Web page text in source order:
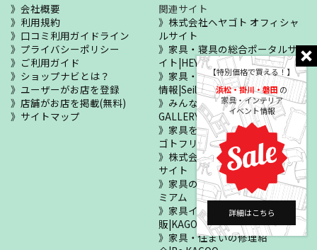
【特別価格で買える！】
浜松・掛川・磐田 の
家具・インテリア
イベント情報
詳細はこちら
会社概要
利用規約
口コミ利用ガイドライン
プライバシーポリシー
ご利用ガイド
ショップナビとは？
ユーザーがお店を登録
店舗がお店を掲載(無料)
サイトマップ
関連サイト
株式会社ヘヤゴト オフィシャ
ルサイト
家具・寝具の総合ポータルサ
イト|HEYAGOTO
家具・寝具のセールイベント
情報|Seiloo
みんなのお部屋自慢|MY !
GALLERY
家具をあげたい・ほしい|ヘヤ
ゴトフリマ
株式会社カグー オフィシャル
サイト
家具の正規販売店|KAGOOプレ
ミアム
家具インテリア・寝具の通
販|KAGOO公式通販
家具・住まいの修理紹